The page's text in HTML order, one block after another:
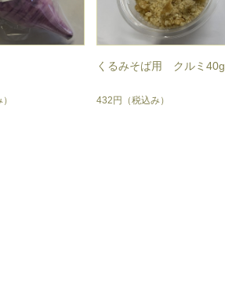
くるみそば用 クルミ40g
432円 （税込み）